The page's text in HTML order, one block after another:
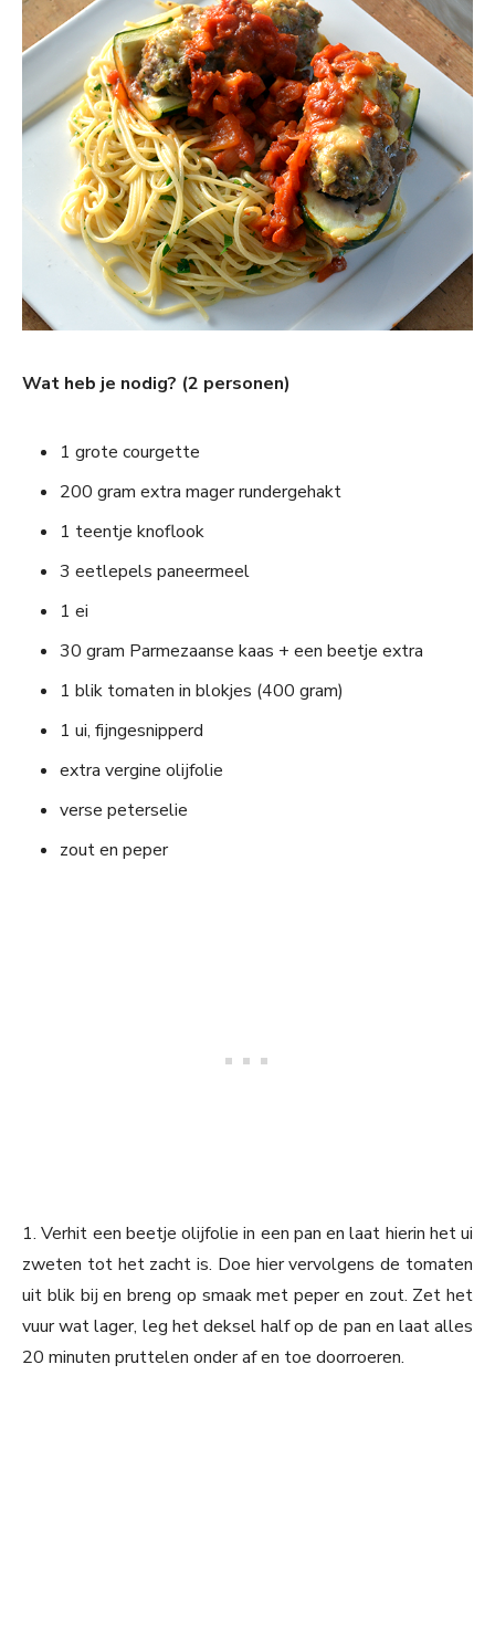
Wat heb je nodig? (2 personen)
1 grote courgette
200 gram extra mager rundergehakt
1 teentje knoflook
3 eetlepels paneermeel
1 ei
30 gram Parmezaanse kaas + een beetje extra
1 blik tomaten in blokjes (400 gram)
1 ui, fijngesnipperd
extra vergine olijfolie
verse peterselie
zout en peper
1. Verhit een beetje olijfolie in een pan en laat hierin het ui
zweten tot het zacht is. Doe hier vervolgens de tomaten
uit blik bij en breng op smaak met peper en zout. Zet het
vuur wat lager, leg het deksel half op de pan en laat alles
20 minuten pruttelen onder af en toe doorroeren.